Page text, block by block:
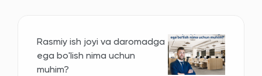
Rasmiy ish joyi va daromadga
ega bo'lish nima uchun
muhim?